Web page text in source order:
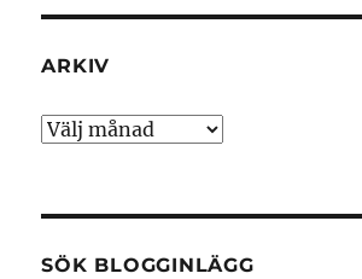
ARKIV
Arkiv
SÖK BLOGGINLÄGG